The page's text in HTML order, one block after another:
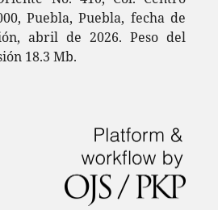
Puebla, Puebla, fecha de
abril de 2026. Peso del
18.3 Mb.